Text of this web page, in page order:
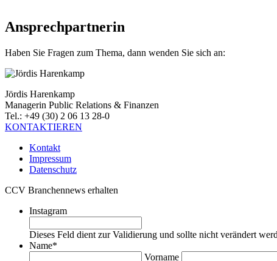
Ansprechpartnerin
Haben Sie Fragen zum Thema, dann wenden Sie sich an:
Jördis Harenkamp
Managerin Public Relations & Finanzen
Tel.: +49 (30) 2 06 13 28-0
KONTAKTIEREN
Kontakt
Impressum
Datenschutz
CCV Branchennews erhalten
Instagram
Dieses Feld dient zur Validierung und sollte nicht verändert
Name*
Vorname